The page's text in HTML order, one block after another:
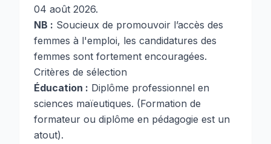
04 août 2026.
NB : Soucieux de promouvoir l’accès des
femmes à l'emploi, les candidatures des
femmes sont fortement encouragées.
Critères de sélection
Éducation : Diplôme professionnel en
sciences maïeutiques. (Formation de
formateur ou diplôme en pédagogie est un
atout).